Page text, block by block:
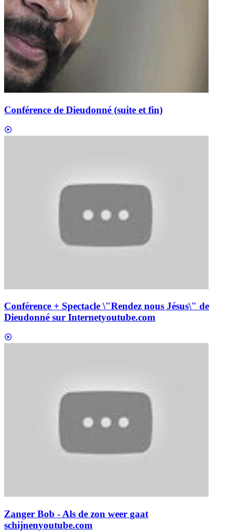
Conférence de Dieudonné (suite et fin)
Conférence + Spectacle \"Rendez nous Jésus\" de
Dieudonné sur Internetyoutube.com
Zanger Bob - Als de zon weer gaat
schijnenyoutube.com